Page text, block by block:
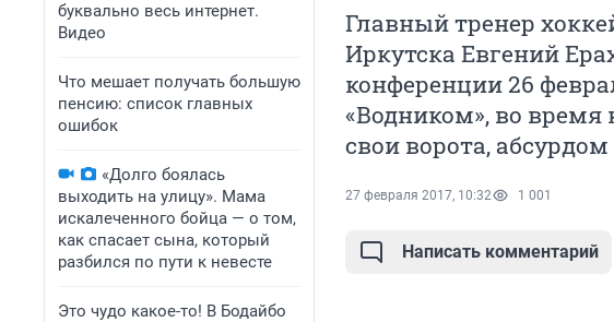
буквально весь интернет.
Видео
Что мешает получать большую
пенсию: список главных
ошибок
«Долго боялась
выходить на улицу». Мама
искалеченного бойца — о том,
как спасает сына, который
разбился по пути к невесте
Это чудо какое-то! В Бодайбо
Главный тренер
Иркутска Евгений
конференции 26
«Водником», во время
свои ворота,
27 февраля 2017, 10:32 1 001
Написать комментарий